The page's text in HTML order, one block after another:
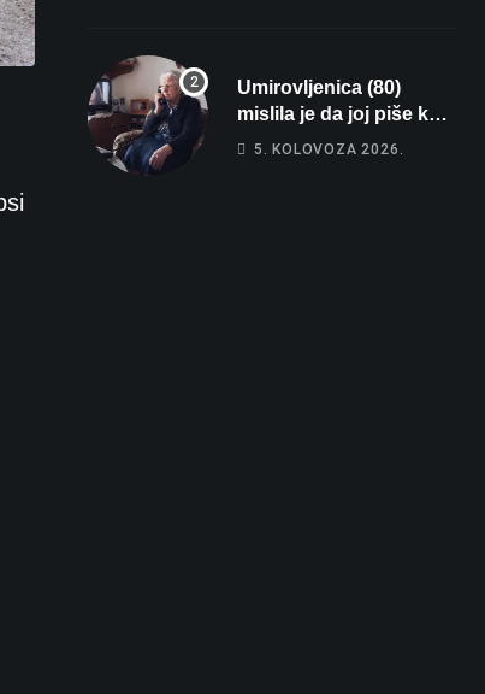
Umirovljenica (80)
mislila je da joj piše kći
pa ostala bez 1000 eura
5. KOLOVOZA 2026.